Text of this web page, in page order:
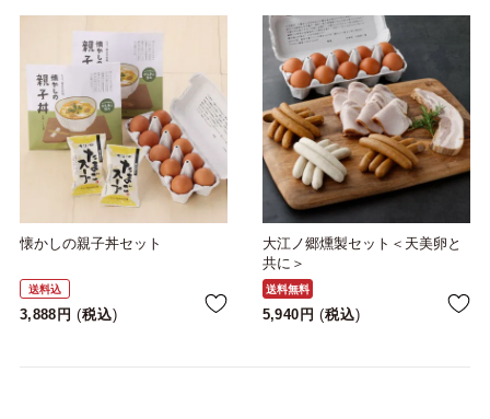
懐かしの親子丼セット
送料込
3,888 税込
大江ノ郷燻製セット＜天美卵と
共に＞
送料無料
5,940 税込